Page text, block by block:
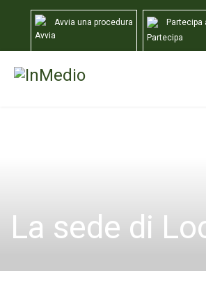
Avvia una procedura Partecipa
La sede di